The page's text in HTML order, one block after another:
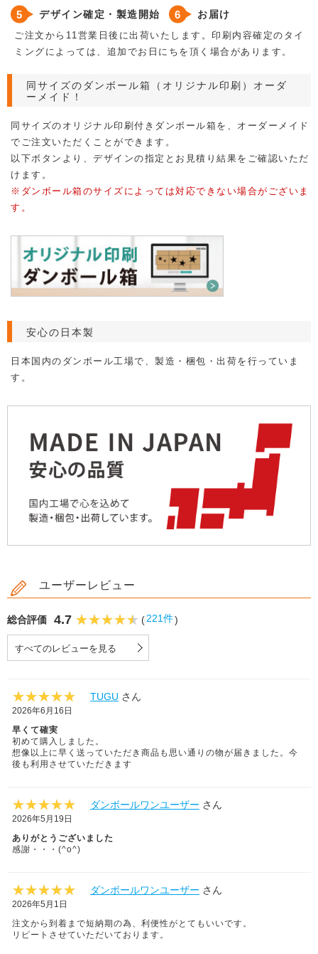
デザイン確定・製造開始 お届け
ご注文から11営業日後に出荷いたします。印刷内容確定のタイ
ミングによっては、追加でお日にちを頂く場合があります。
同サイズのダンボール箱（オリジナル印刷）オーダ
ーメイド！
同サイズのオリジナル印刷付きダンボール箱を、オーダーメイド
でご注文いただくことができます。
以下ボタンより、デザインの指定とお見積り結果をご確認いただ
けます。
※ダンボール箱のサイズによっては対応できない場合がございま
す。
安心の日本製
日本国内のダンボール工場で、製造・梱包・出荷を行っていま
す。
ユーザーレビュー
総合評価 4.7 (221件)
すべてのレビューを見る
TUGU さん
2026年6月16日
早くて確実
初めて購入しました。
想像以上に早く送っていただき商品も思い通りの物が届きました。今
後も利用させていただきます
ダンボールワンユーザー さん
2026年5月19日
ありがとうございました
感謝・・・(^o^)
ダンボールワンユーザー さん
2026年5月1日
注文から到着まで短納期の為、利便性がとてもいいです。
リピートさせていただいております。